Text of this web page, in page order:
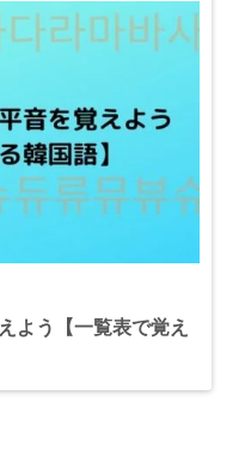
よう【一覧表で覚え